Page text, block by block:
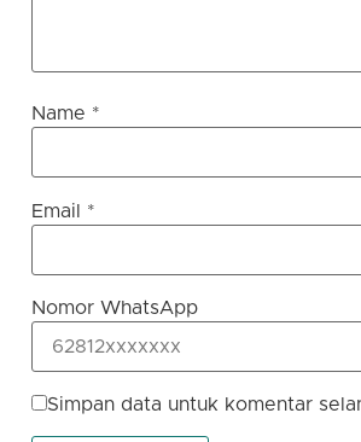
Name *
Email *
Nomor WhatsApp
Simpan data untuk komentar